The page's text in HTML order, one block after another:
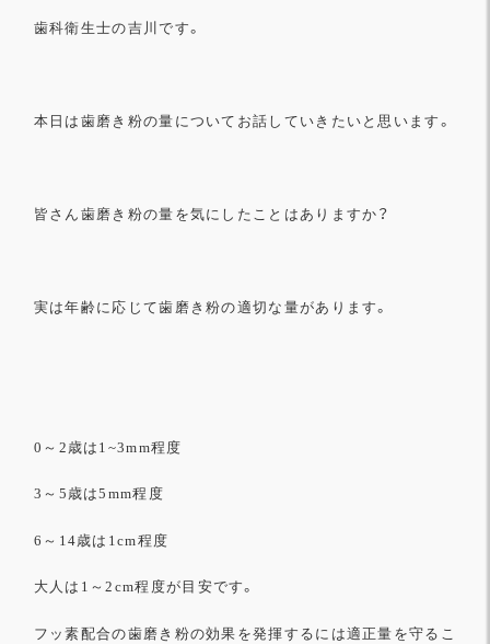
歯科衛生士の吉川です。
本日は歯磨き粉の量についてお話していきたいと思います。
皆さん歯磨き粉の量を気にしたことはありますか？
実は年齢に応じて歯磨き粉の適切な量があります。
0 ～ 2 歳は 1~3mm程度
3 ～ 5 歳は5mm程度
6 ～ 14歳は 1cm程度
大人は 1 ～2cm程度が目安です。
フッ素配合の歯磨き粉の効果を発揮するには適正量を守るこ